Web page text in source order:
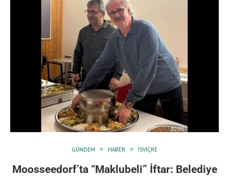
GÜNDEM HABER İSVIÇRE
Moosseedorf’ta “Maklubeli” İftar: Belediye